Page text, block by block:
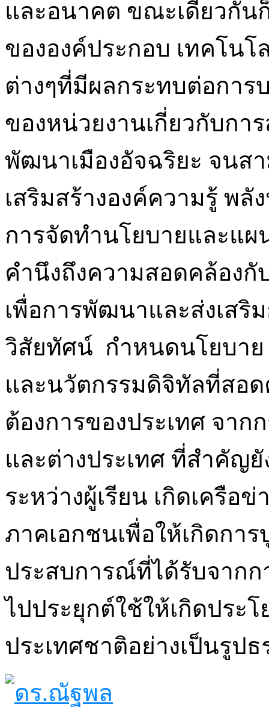
และอนาคต ขณะเดียวกัน
ขององค์ประกอบ เทคโน
ต่างๆที่มีผลกระทบต่อการ
ของหน่วยงานเกี่ยวกับกา
พัฒนาเมืองอัจฉริยะ จนส
เสริมสร้างองค์ความรู้ พ
การจัดทำนโยบายและแ
คำนึงถึงความสอดคล้อง
เพื่อการพัฒนาและส่งเส
วิสัยทัศน์ กำหนดนโยบาย
และนวัตกรรมดิจิทัลที่สอ
ต้องการของประเทศ จา
และต่างประเทศ ที่สำคัญ
ระหว่างผู้เรียน เกิดเครือ
ภาคเอกชนเพื่อให้เกิดกา
ประสบการณ์ที่ได้รับจากก
ไปประยุกต์ใช้ให้เกิดประ
ประเทศชาติอย่างเป็นรูปธ